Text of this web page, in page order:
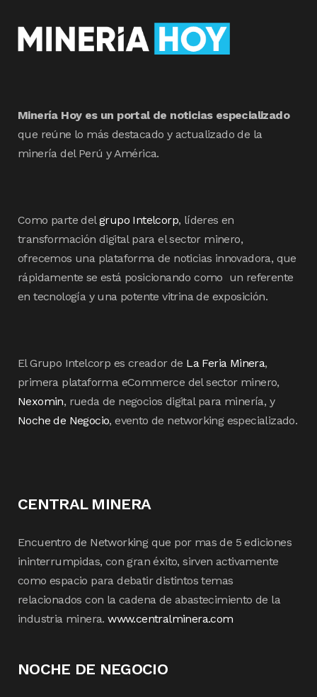
Minería Hoy es un portal de noticias especializado
que reúne lo más destacado y actualizado de la
minería del Perú y América.
Como parte delgrupo Intelcorp, líderes en
transformación digital para el sector minero,
ofrecemos una plataforma de noticias innovadora, que
rápidamente se está posicionando como un referente
en tecnología y una potente vitrina de exposición.
El Grupo Intelcorp es creador de La Feria Minera,
primera plataforma eCommerce del sector minero,
Nexomin, rueda de negocios digital para minería, y
Noche de Negocio, evento de networking especializado.
CENTRAL MINERA
Encuentro de Networking que por mas de 5 ediciones
ininterrumpidas, con gran éxito, sirven activamente
como espacio para debatir distintos temas
relacionados con la cadena de abastecimiento de la
industria minera.www.centralminera.com
NOCHE DE NEGOCIO